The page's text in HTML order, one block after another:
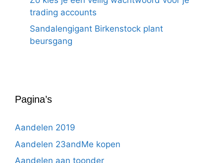
trading accounts
Sandalengigant Birkenstock plant
beursgang
Pagina’s
Aandelen 2019
Aandelen 23andMe kopen
Aandelen aan toonder